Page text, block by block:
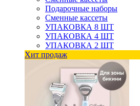
Подарочные наборы
Сменные кассеты
УПАКОВКА 8 ШТ
УПАКОВКА 4 ШТ
УПАКОВКА 2 ШТ
Хит продаж